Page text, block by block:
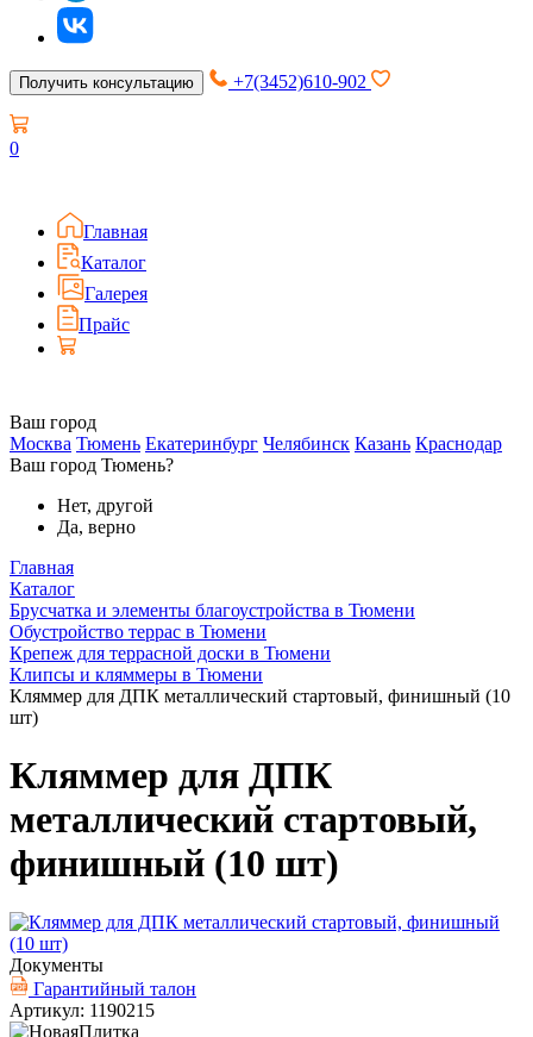
Получить консультацию +7(3452)610-902
0
Главная
Каталог
Галерея
Прайс
Ваш город
Москва Тюмень Екатеринбург Челябинск Казань Краснодар
Ваш город Тюмень?
Нет, другой
Да, верно
Главная
Каталог
Брусчатка и элементы благоустройства в Тюмени
Обустройство террас в Тюмени
Крепеж для террасной доски в Тюмени
Клипсы и кляммеры в Тюмени
Кляммер для ДПК металлический стартовый, финишный (10
шт)
Кляммер для ДПК
металлический стартовый,
финишный (10 шт)
Документы
Гарантийный талон
Артикул: 1190215